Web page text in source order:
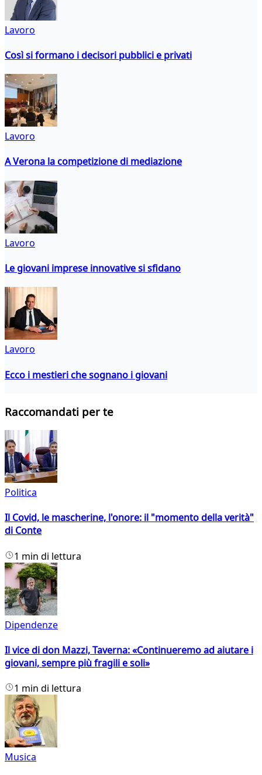
Lavoro
Così si formano i decisori pubblici e privati
Lavoro
A Verona la competizione di mediazione
Lavoro
Le giovani imprese innovative si sfidano
Lavoro
Ecco i mestieri che sognano i giovani
Raccomandati per te
Politica
Il Covid, le mascherine, l'onore: il "momento della verità"
di Conte
1 min di lettura
Dipendenze
Il vice di don Mazzi, Taverna: «Continueremo ad aiutare i
giovani, sempre più fragili e soli»
1 min di lettura
Musica